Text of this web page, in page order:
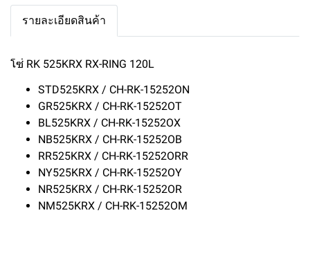
รายละเอียดสินค้า
โซ่ RK 525KRX RX-RING 120L
STD525KRX / CH-RK-15252ON
GR525KRX / CH-RK-15252OT
BL525KRX / CH-RK-15252OX
NB525KRX / CH-RK-15252OB
RR525KRX / CH-RK-15252ORR
NY525KRX / CH-RK-15252OY
NR525KRX / CH-RK-15252OR
NM525KRX / CH-RK-15252OM